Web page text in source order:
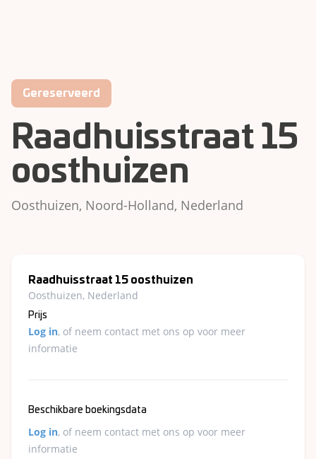
Gereserveerd
Raadhuisstraat 15
oosthuizen
Oosthuizen, Noord-Holland, Nederland
Raadhuisstraat 15 oosthuizen
Oosthuizen, Nederland
Prijs
Log in, of neem contact met ons op voor meer
informatie
Beschikbare boekingsdata
Log in, of neem contact met ons op voor meer
informatie